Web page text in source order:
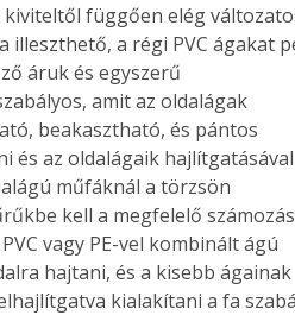
függően elég
illeszthető, a régi PVC ágakat
áruk és egyszerű
amit az oldalágak
beakasztható, és pántos
és az oldalágaik hajlítgatásával
műfáknál a törzsön
kell a megfelelő
vagy PE-vel kombinált ágú
hajtani, és a kisebb ágainak
kialakítani a fa